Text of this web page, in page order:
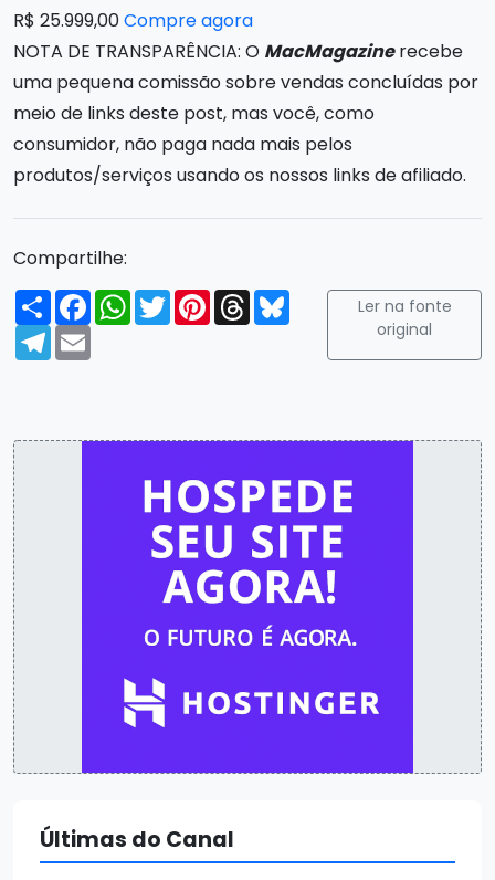
R$ 25.999,00Compre agora
NOTA DE TRANSPARÊNCIA: O MacMagazinerecebe
uma pequena comissão sobre vendas concluídas por
meio de links deste post, mas você, como
consumidor, não paga nada mais pelos
produtos/serviços usando os nossos links de afiliado.
Compartilhe:
Compartilhar
FacebookWhatsApp
TwitterPinterest
ThreadsBluesky
Telegram
Email
Ler na fonte
original
Últimas do Canal